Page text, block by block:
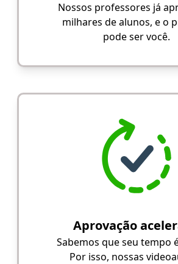
Nossos professores já
milhares de alunos, e o
pode ser você.
Aprovação
Sabemos que seu tempo
Por isso, nossas